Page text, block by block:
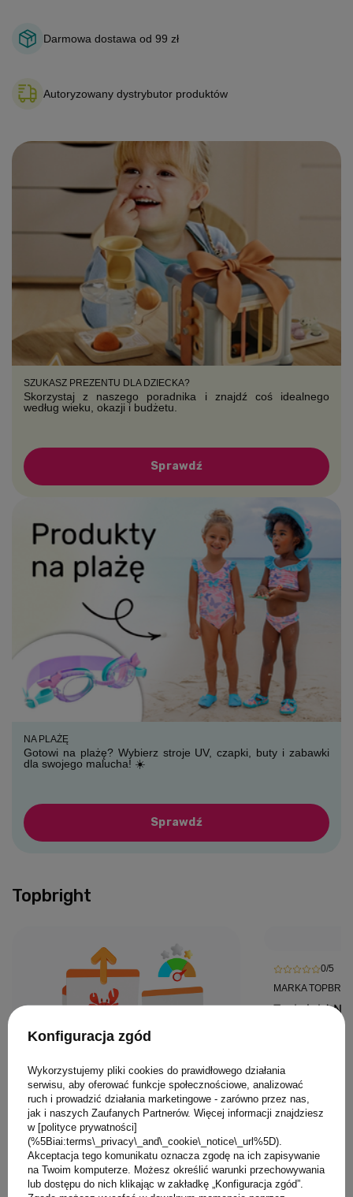
Darmowa dostawa od 99 zł
Autoryzowany dystrybutor produktów
SZUKASZ PREZENTU DLA DZIECKA?
Skorzystaj z naszego poradnika i znajdź coś idealnego
według wieku, okazji i budżetu.
Sprawdź
NA PLAŻĘ
Gotowi na plażę? Wybierz stroje UV, czapki, buty i zabawki
dla swojego malucha! ☀️
Sprawdź
Topbright
0/5
MARKA TOPBRIGHT
0/5
MARKA
Topbright
palcach –
65,00 PLN
Konfiguracja zgód
Wykorzystujemy pliki cookies do prawidłowego działania
serwisu, aby oferować funkcje społecznościowe, analizować
ruch i prowadzić działania marketingowe - zarówno przez nas,
jak i naszych Zaufanych Partnerów. Więcej informacji znajdziesz
w [polityce prywatności]
(%5Biai:terms\_privacy\_and\_cookie\_notice\_url%5D).
Akceptacja tego komunikatu oznacza zgodę na ich zapisywanie
na Twoim komputerze. Możesz określić warunki przechowywania
lub dostępu do nich klikając w zakładkę „Konfiguracja zgód”.